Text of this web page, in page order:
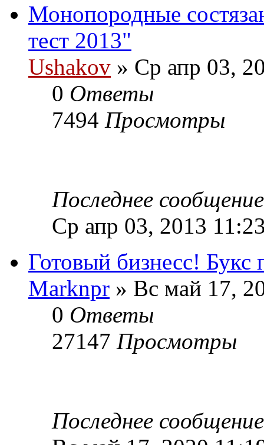
Монопородные
тест 2013"
Ushakov » Ср апр 03,
0 Ответы
7494 Просмотры
Последнее
Ср апр 03, 2013
Готовый бизнесс!
Marknpr » Вс май 17,
0 Ответы
27147 Просмотры
Последнее